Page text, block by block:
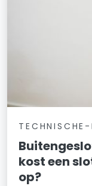
TECHNISCHE-
kost een
op?